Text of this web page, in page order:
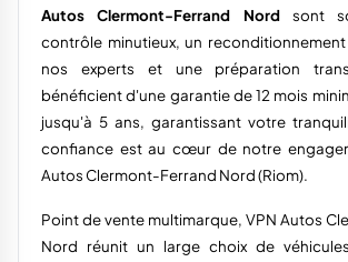
Autos Clermont-Ferrand Nordsont
contrôle minutieux, un
nos experts et une préparation
bénéficient d'une garantie de 12 mois
jusqu'à 5 ans, garantissant votre
confiance est au cœur de notre
Autos Clermont-Ferrand Nord (Riom).
Point de vente multimarque, VPN Autos
Nord réunit un large choix de